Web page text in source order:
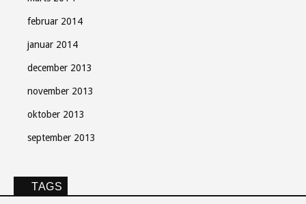
februar 2014
januar 2014
december 2013
november 2013
oktober 2013
september 2013
TAGS